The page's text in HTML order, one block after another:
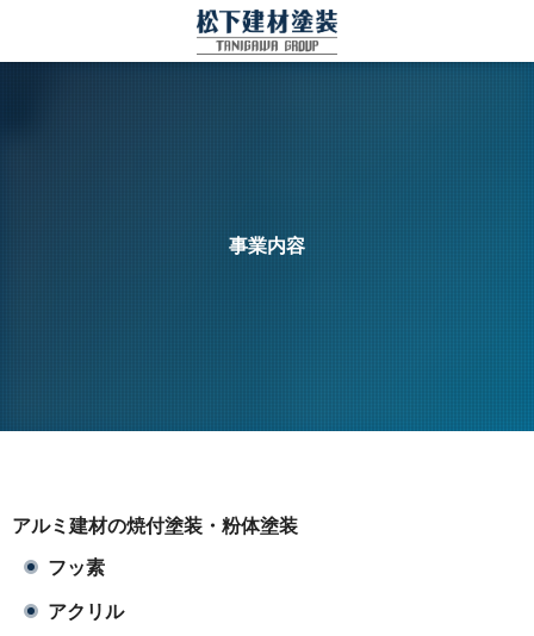
事業内容
アルミ建材の焼付塗装・粉体塗装
フッ素
アクリル